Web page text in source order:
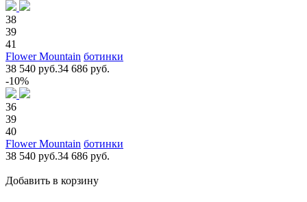
38
39
41
Flower Mountain ботинки
38 540 руб.34 686 руб.
-10%
36
39
40
Flower Mountain ботинки
38 540 руб.34 686 руб.
Добавить в корзину